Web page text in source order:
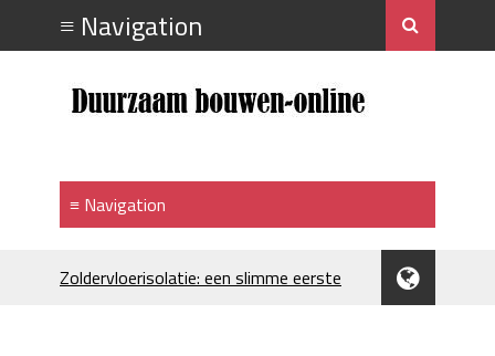
Zoldervloerisolatie: een slimme eerste